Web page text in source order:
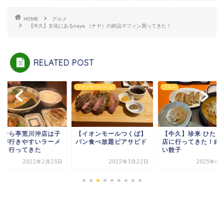
HOME
グルメ
【牛久】女化にあるnaya （ナヤ）の絶品マフィン買ってきた！
RELATED POST
むら亭荒川沖店は子
が行きやすいラーメ
！行ってきた
2022年2月23日
イオンモールつくば
【イオンモールつくば】
パン食べ放題ピアサピド
2022年3月22日
グルメ
【牛久】珍来 ひた
店に行ってきた！肉
い餃子
2025年4